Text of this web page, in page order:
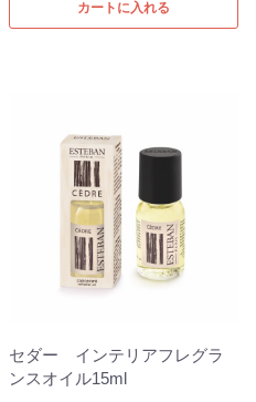
カートに入れる
セダー インテリアフレグラ
ンスオイル15ml